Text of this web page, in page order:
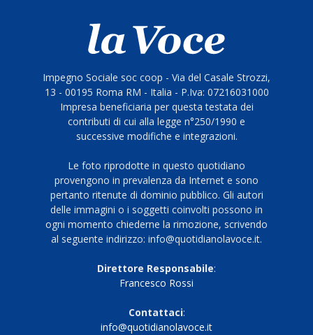
Impegno Sociale soc coop - Via del Casale Strozzi,
13 - 00195 Roma RM - Italia - P.Iva: 07216031000
Impresa beneficiaria per questa testata dei
contributi di cui alla legge n°250/1990 e
successive modifiche e integrazioni.
Le foto riprodotte in questo quotidiano
provengono in prevalenza da Internet e sono
pertanto ritenute di dominio pubblico. Gli autori
delle immagini o i soggetti coinvolti possono in
ogni momento chiederne la rimozione, scrivendo
al seguente indirizzo: info@quotidianolavoce.it.
Direttore Responsabile:
Francesco Rossi
Contattaci:
info@quotidianolavoce.it